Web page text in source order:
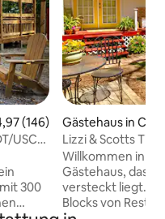
Bewertung:
(146)
USC/
300
Gästehaus in
Lizzi & Scotts
USC-Vista
Willkommen in
Gästehaus, das
versteckt liegt.
Blocks von